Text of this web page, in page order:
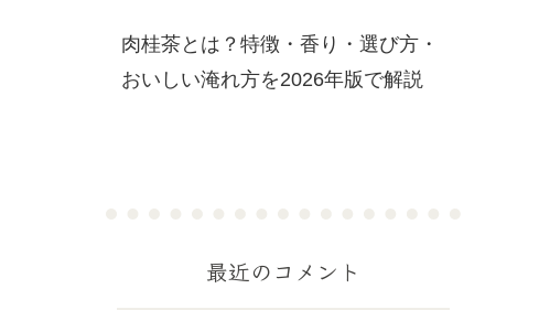
肉桂茶とは？特徴・香り・選び方・
おいしい淹れ方を2026年版で解説
最近のコメント